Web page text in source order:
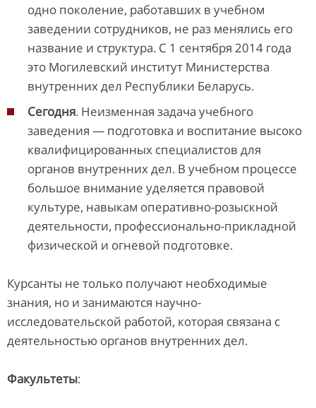
одно поколение, работавших в учебном
заведении сотрудников, не раз менялись его
название и структура. С 1 сентября 2014 года
это Могилевский институт Министерства
внутренних дел Республики Беларусь.
Сегодня. Неизменная задача учебного
заведения — подготовка и воспитание высоко
квалифицированных специалистов для
органов внутренних дел. В учебном процессе
большое внимание уделяется правовой
культуре, навыкам оперативно-розыскной
деятельности, профессионально-прикладной
физической и огневой подготовке.
Курсанты не только получают необходимые
знания, но и занимаются научно-
исследовательской работой, которая связана с
деятельностью органов внутренних дел.
Факультеты: